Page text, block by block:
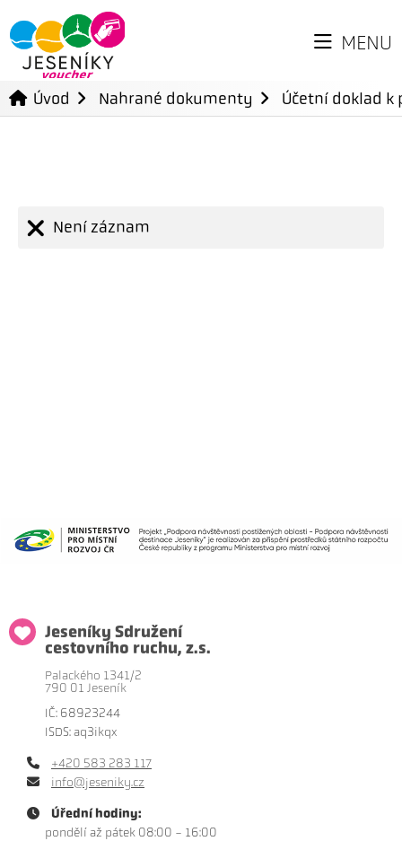
MENU
Úvod Nahrané dokumenty Účetní doklad
Není záznam
Jeseníky Sdružení
cestovního ruchu, z.s.
Palackého 1341/2
790 01 Jeseník
IČ: 68923244
ISDS: aq3ikqx
+420 583 283 117
info@jeseniky.cz
Úřední hodiny:
pondělí až pátek 08:00 - 16:00